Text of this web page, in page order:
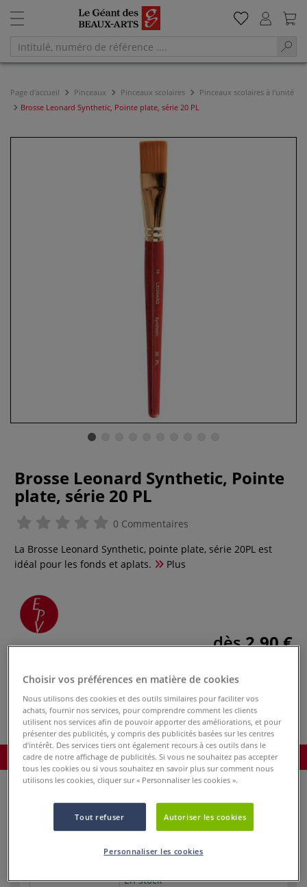
Page d'accueil Pinceaux Pinceaux scolaires
Pinceaux scolaires à l'unité
Brosse Leonard Synthetic, Pointe plate, série 20 PL
Brosse Leonard Synthetic, Pointe
plate, série 20 PL
0 Commentaires
La Brosse Leonard Synthetic, pointe plate, série 20PL est
idéal pour les fonds et aplats.
Plus
dès2,90 €
Commander le produit
En stock
Choisir vos préférences en matière de cookies
Nous utilisons des cookies et des outils similaires pour faciliter vos
achats, fournir nos services, pour comprendre comment les clients
utilisent nos services afin de pouvoir apporter des améliorations, et pour
présenter des publicités, y compris des publicités basées sur les centres
d’intérêt. Des services tiers ont également recours à ces outils dans le
cadre de notre affichage de publicités. Si vous ne souhaitez pas accepter
tous les cookies ou si vous souhaitez en savoir plus sur comment nous
utilisons les cookies, cliquer sur « Personnaliser les cookies ».
Tout refuser Autoriser les cookies
Personnaliser les cookies